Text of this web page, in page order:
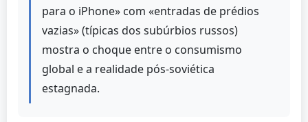
para o iPhone» com «entradas de prédios
vazias» (típicas dos subúrbios russos)
mostra o choque entre o consumismo
global e a realidade pós-soviética
estagnada.